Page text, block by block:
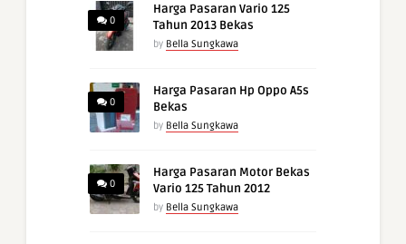
0
Harga Pasaran Vario 125
Tahun 2013 Bekas
by Bella Sungkawa
0
Harga Pasaran Hp Oppo A5s
Bekas
by Bella Sungkawa
0
Harga Pasaran Motor Bekas
Vario 125 Tahun 2012
by Bella Sungkawa